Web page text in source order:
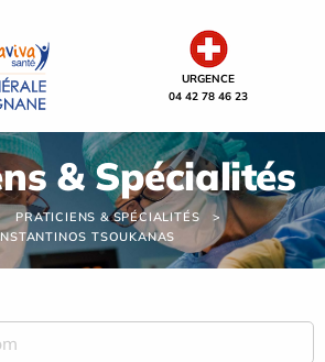
URGENCE
04 42 78 46 23
& Spécialités
PRATICIENS & SPÉCIALITÉS
TSOUKANAS